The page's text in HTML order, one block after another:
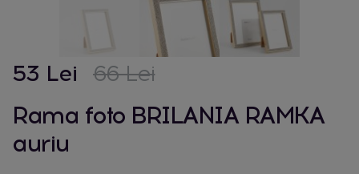
53 Lei 66 Lei
Rama foto BRILANIA RAMKA
auriu